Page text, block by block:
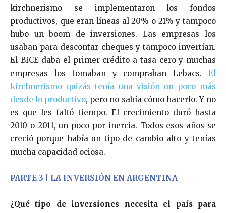
kirchnerismo se implementaron los fondos
productivos, que eran líneas al 20% o 21% y tampoco
hubo un boom de inversiones. Las empresas los
usaban para descontar cheques y tampoco invertían.
El BICE daba el primer crédito a tasa cero y muchas
empresas los tomaban y compraban Lebacs. El
kirchnerismo quizás tenía una visión un poco más
desde lo productivo, pero no sabía cómo hacerlo. Y no
es que les faltó tiempo. El crecimiento duró hasta
2010 o 2011, un poco por inercia. Todos esos años se
creció porque había un tipo de cambio alto y tenías
mucha capacidad ociosa.
PARTE 3 | LA INVERSIÓN EN ARGENTINA
¿Qué tipo de inversiones necesita el país para